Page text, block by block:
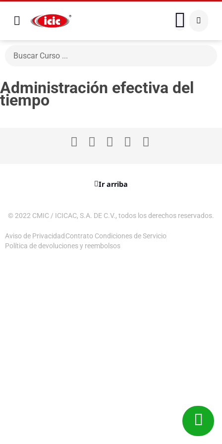
Administración efectiva del
tiempo
Ir arriba
© 2022 CMIC / ICICAC, S.A. DE C.V., todos los derechos reservados.
Aviso de Privacidad Contrato Condiciones de Servicio
Política de devoluciones y reembolsos